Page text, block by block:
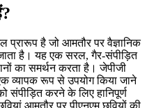
प्रारूप है जो आमतौर पर वैज्ञानिक
है। यह एक सरल, गैर-संपीड़ित
का समर्थन करता है। जेपीजी
व्यापक रूप से उपयोग किया जाने
संपीड़ित करने के लिए हानिपूर्ण
आमतौर पर पीएनएम छवियों की